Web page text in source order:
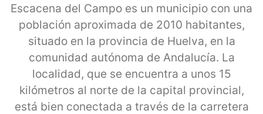
Escacena del Campo es un municipio con una
población aproximada de 2010 habitantes,
situado en la provincia de Huelva, en la
comunidad autónoma de Andalucía. La
localidad, que se encuentra a unos 15
kilómetros al norte de la capital provincial,
está bien conectada a través de la carretera